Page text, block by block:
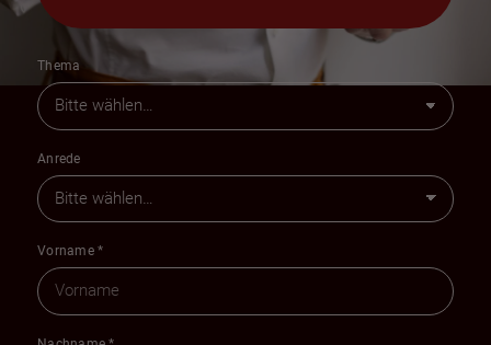
Thema
Anrede
Vorname*